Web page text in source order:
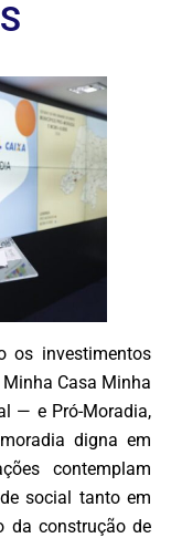
os investimentos
Casa Minha
— e Pró-Moradia,
digna em
contemplam
social tanto em
da construção de